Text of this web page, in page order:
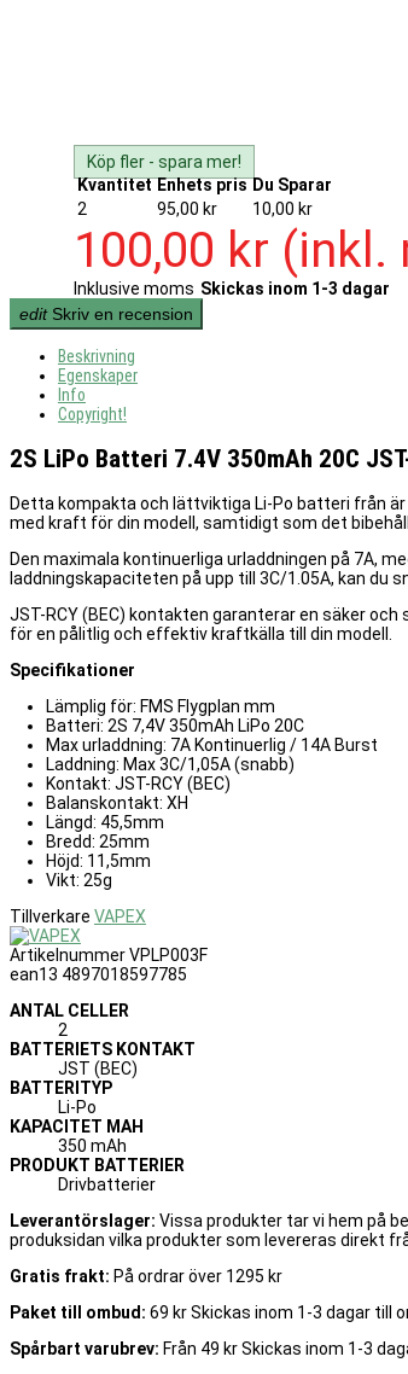
Köp fler - spara mer!
Kvantitet Enhets pris Du Sparar
2
95,00 kr 10,00 kr
100,00 kr (inkl.
Inklusive moms Skickas inom 1-3 dagar
edit Skriv en recension
Beskrivning
Egenskaper
Info
Copyright!
2S LiPo Batteri 7.4V 350mAh 20C
Detta kompakta och lättviktiga Li-Po batteri från
med kraft för din modell, samtidigt som det
Den maximala kontinuerliga urladdningen på 7A,
laddningskapaciteten på upp till 3C/1.05A, kan du
JST-RCY (BEC) kontakten garanterar en säker
för en pålitlig och effektiv kraftkälla till din modell.
Specifikationer
Lämplig för: FMS Flygplan mm
Batteri: 2S 7,4V 350mAh LiPo 20C
Max urladdning: 7A Kontinuerlig / 14A Burst
Laddning: Max 3C/1,05A (snabb)
Kontakt: JST-RCY (BEC)
Balanskontakt: XH
Längd: 45,5mm
Bredd: 25mm
Höjd: 11,5mm
Vikt: 25g
Tillverkare VAPEX
ArtikelnummerVPLP003F
ean13 4897018597785
ANTAL CELLER
2
BATTERIETS KONTAKT
JST (BEC)
BATTERITYP
Li-Po
KAPACITET MAH
350 mAh
PRODUKT BATTERIER
Drivbatterier
Leverantörslager: Vissa produkter tar vi hem på
produksidan vilka produkter som levereras direkt
Gratis frakt: På ordrar över 1295 kr
Paket till ombud: 69 kr Skickas inom 1-3 dagar till
Spårbart varubrev: Från 49 kr Skickas inom 1-3